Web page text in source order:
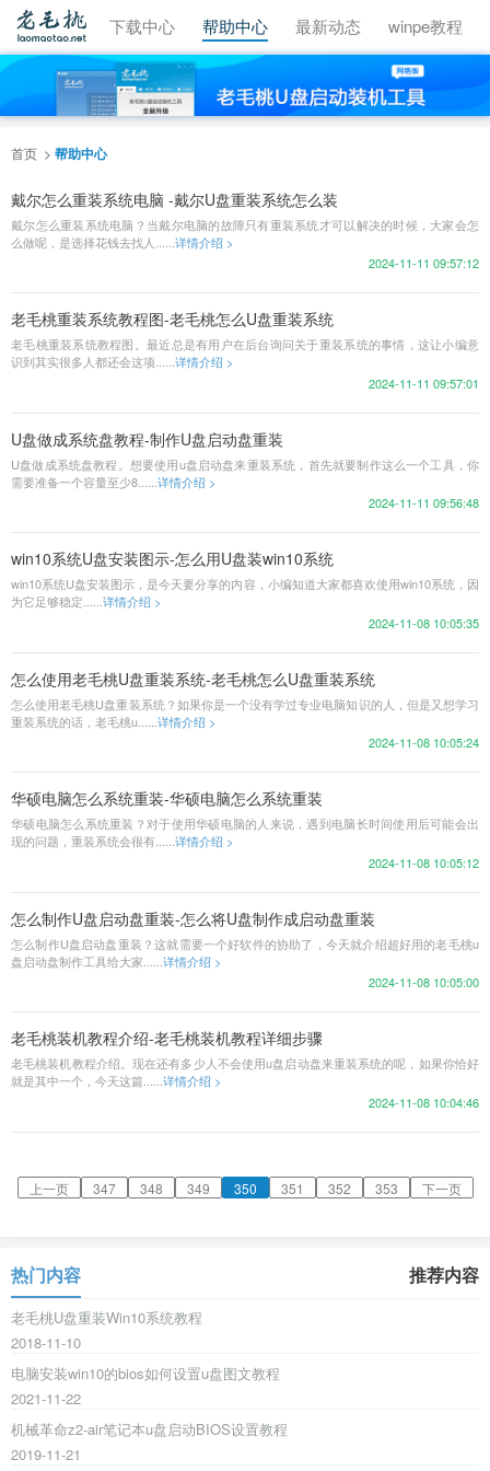
视频教程 下载中心 帮助中心 最新动态 winpe教程
首页 帮助中心
戴尔怎么重装系统电脑 -戴尔U盘重装系统怎么装
戴尔怎么重装系统电脑？当戴尔电脑的故障只有重装系统才可以解决的时候，大家会怎
么做呢，是选择花钱去找人...... 详情介绍 >
2024-11-11 09:57:12
老毛桃重装系统教程图-老毛桃怎么U盘重装系统
老毛桃重装系统教程图。最近总是有用户在后台询问关于重装系统的事情，这让小编意
识到其实很多人都还会这项......详情介绍 >
2024-11-11 09:57:01
U盘做成系统盘教程-制作U盘启动盘重装
U盘做成系统盘教程。想要使用u盘启动盘来重装系统，首先就要制作这么一个工具，你
需要准备一个容量至少8...... 详情介绍 >
2024-11-11 09:56:48
win10系统U盘安装图示-怎么用U盘装win10系统
win10系统U盘安装图示，是今天要分享的内容，小编知道大家都喜欢使用win10系统，因
为它足够稳定......详情介绍 >
2024-11-08 10:05:35
怎么使用老毛桃U盘重装系统-老毛桃怎么U盘重装系统
怎么使用老毛桃U盘重装系统？如果你是一个没有学过专业电脑知识的人，但是又想学习
重装系统的话，老毛桃u...... 详情介绍 >
2024-11-08 10:05:24
华硕电脑怎么系统重装-华硕电脑怎么系统重装
华硕电脑怎么系统重装？对于使用华硕电脑的人来说，遇到电脑长时间使用后可能会出
现的问题，重装系统会很有......详情介绍 >
2024-11-08 10:05:12
怎么制作U盘启动盘重装-怎么将U盘制作成启动盘重装
怎么制作U盘启动盘重装？这就需要一个好软件的协助了，今天就介绍超好用的老毛桃u
盘启动盘制作工具给大家...... 详情介绍 >
2024-11-08 10:05:00
老毛桃装机教程介绍-老毛桃装机教程详细步骤
老毛桃装机教程介绍。现在还有多少人不会使用u盘启动盘来重装系统的呢，如果你恰好
就是其中一个，今天这篇......详情介绍 >
2024-11-08 10:04:46
上一页 347 348 349 350 351 352 353 下一页
热门内容 推荐内容
老毛桃U盘重装Win10系统教程
2018-11-10
电脑安装win10的bios如何设置u盘图文教程
2021-11-22
机械革命z2-air笔记本u盘启动BIOS设置教程
2019-11-21